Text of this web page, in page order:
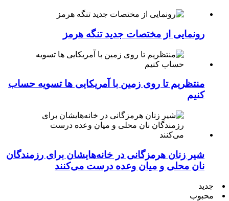
رونمایی از مختصات جدید تنگه هرمز
منتظریم تا روی زمین با آمریکایی ها تسویه حساب
کنیم
شیر زنان هرمزگانی در خانه‌هایشان برای رزمندگان
نان محلی و میان وعده درست می‌کنند
جدید
محبوب